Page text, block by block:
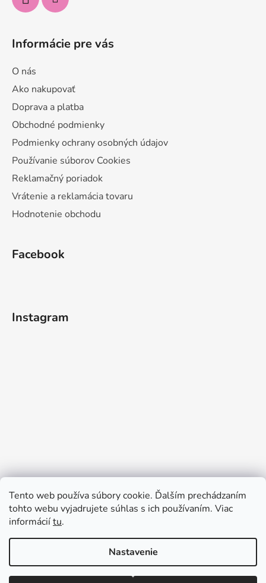
Tento web používa súbory cookie. Ďalším prechádzaním
tohto webu vyjadrujete súhlas s ich používaním. Viac
informáciítu.
Nastavenie
Informácie pre vás
O nás
Ako nakupovať
Doprava a platba
Obchodné podmienky
Podmienky ochrany osobných údajov
Používanie súborov Cookies
Reklamačný poriadok
Vrátenie a reklamácia tovaru
Hodnotenie obchodu
Facebook
Instagram
Vytvoril Shoptet